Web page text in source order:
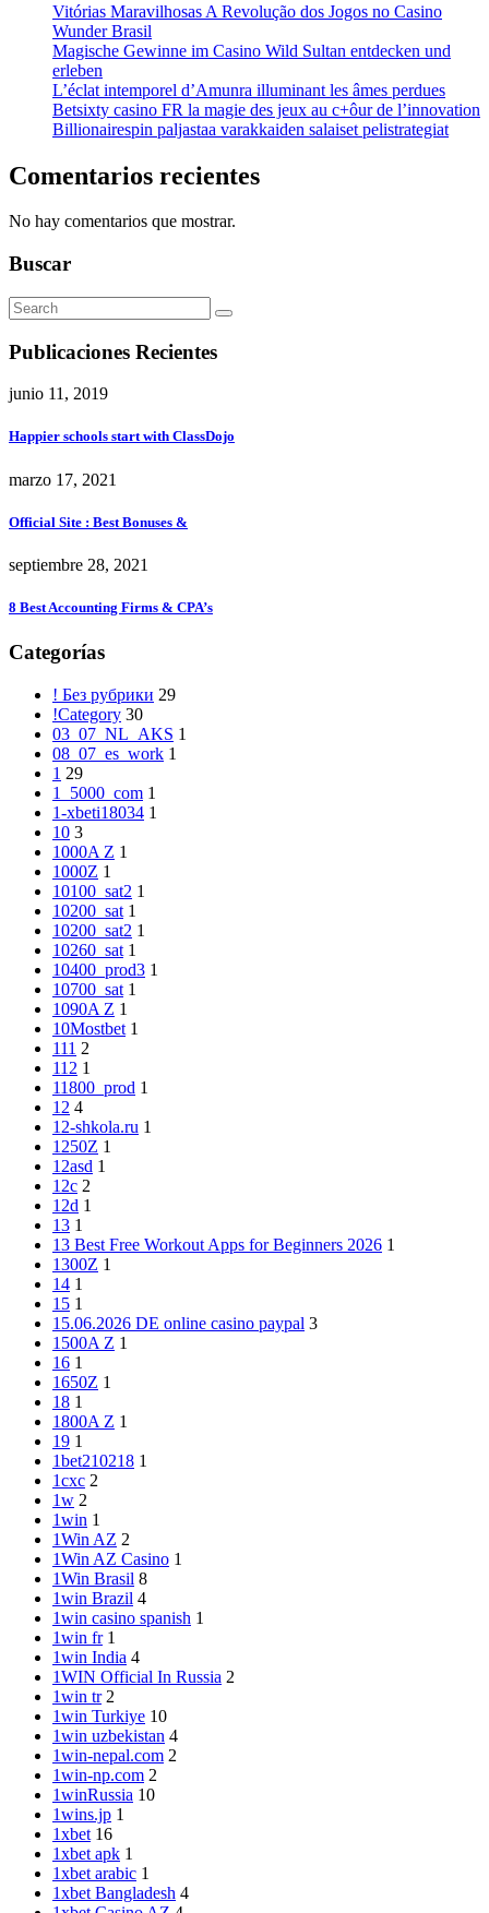
Vitórias Maravilhosas A Revolução dos Jogos no Casino
Wunder Brasil
Magische Gewinne im Casino Wild Sultan entdecken und
erleben
L’éclat intemporel d’Amunra illuminant les âmes perdues
Betsixty casino FR la magie des jeux au c+ôur de l’innovation
Billionairespin paljastaa varakkaiden salaiset pelistrategiat
Comentarios recientes
No hay comentarios que mostrar.
Buscar
Publicaciones Recientes
junio 11, 2019
Happier schools start with ClassDojo
marzo 17, 2021
Official Site ️: Best Bonuses &
septiembre 28, 2021
8 Best Accounting Firms & CPA’s
Categorías
! Без рубрики 29
!Category 30
03_07_NL_AKS 1
08_07_es_work 1
1 29
1_5000_com 1
1-xbeti18034 1
10 3
1000A Z 1
1000Z 1
10100_sat2 1
10200_sat 1
10200_sat2 1
10260_sat 1
10400_prod3 1
10700_sat 1
1090A Z 1
10Mostbet 1
111 2
112 1
11800_prod 1
12 4
12-shkola.ru 1
1250Z 1
12asd 1
12c 2
12d 1
13 1
13 Best Free Workout Apps for Beginners 2026 1
1300Z 1
14 1
15 1
15.06.2026 DE online casino paypal 3
1500A Z 1
16 1
1650Z 1
18 1
1800A Z 1
19 1
1bet210218 1
1cxc 2
1w 2
1win 1
1Win AZ 2
1Win AZ Casino 1
1Win Brasil 8
1win Brazil 4
1win casino spanish 1
1win fr 1
1win India 4
1WIN Official In Russia 2
1win tr 2
1win Turkiye 10
1win uzbekistan 4
1win-nepal.com 2
1win-np.com 2
1winRussia 10
1wins.jp 1
1xbet 16
1xbet apk 1
1xbet arabic 1
1xbet Bangladesh 4